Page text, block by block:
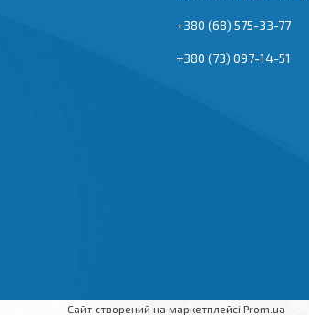
+380 (68) 575-33-77
+380 (73) 097-14-51
Сайт створений на маркетплейсі Prom.ua